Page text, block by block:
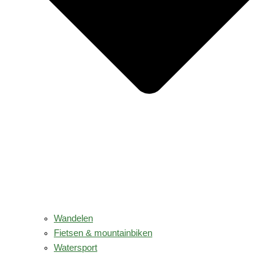
Wandelen
Fietsen & mountainbiken
Watersport